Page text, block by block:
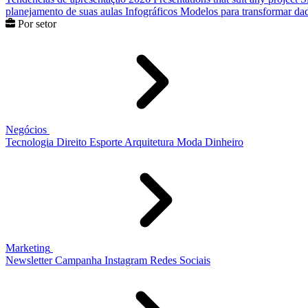
planejamento de suas aulas Infográficos Modelos para transformar
Por setor
Negócios
Tecnologia Direito Esporte Arquitetura Moda Dinheiro
Marketing
Newsletter Campanha Instagram Redes Sociais